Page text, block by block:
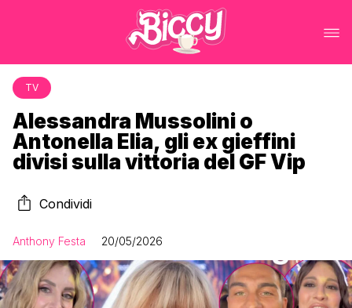
TV
Alessandra Mussolini o
Antonella Elia, gli ex gieffini
divisi sulla vittoria del GF Vip
Condividi
Anthony Festa 20/05/2026